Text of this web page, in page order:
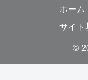
ホーム
サイト
©